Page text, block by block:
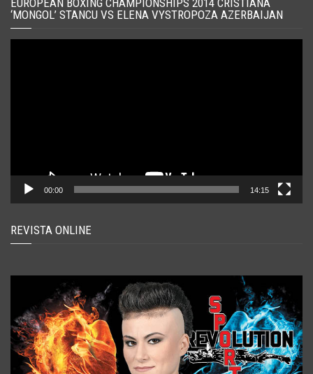
‘MONGOL’ STANCU VS ELENA VYSTROPOZA AZERBAIJAN
00:00 14:15
REVISTA ONLINE